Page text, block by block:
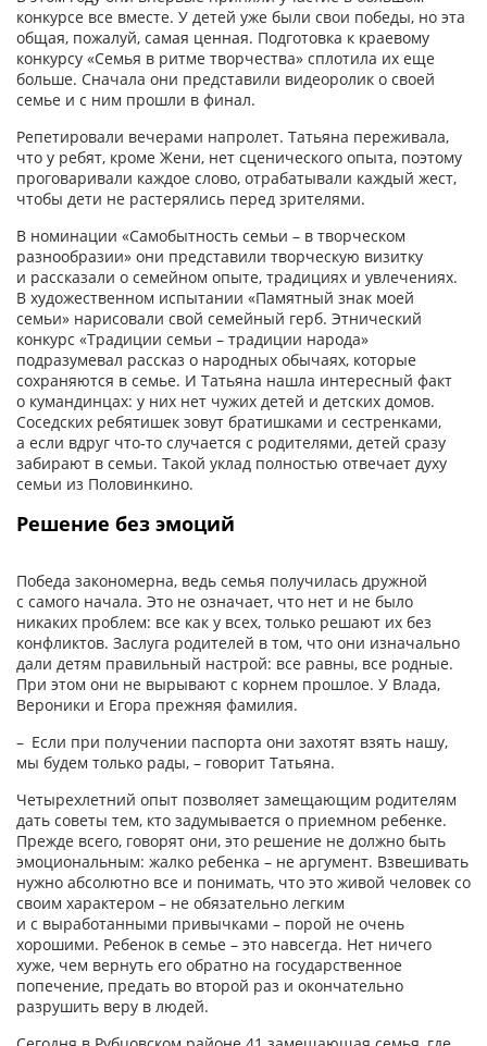
конкурсе все вместе. У детей уже были свои победы, но эта
общая, пожалуй, самая ценная. Подготовка к краевому
конкурсу «Семья в ритме творчества» сплотила их еще
больше. Сначала они представили видеоролик о своей
семье и с ним прошли в финал.
Репетировали вечерами напролет. Татьяна переживала,
что у ребят, кроме Жени, нет сценического опыта, поэтому
проговаривали каждое слово, отрабатывали каждый жест,
чтобы дети не растерялись перед зрителями.
В номинации «Самобытность семьи – в творческом
разнообразии» они представили творческую визитку
и рассказали о семейном опыте, традициях и увлечениях.
В художественном испытании «Памятный знак моей
семьи» нарисовали свой семейный герб. Этнический
конкурс «Традиции семьи – традиции народа»
подразумевал рассказ о народных обычаях, которые
сохраняются в семье. И Татьяна нашла интересный факт
о кумандинцах: у них нет чужих детей и детских домов.
Соседских ребятишек зовут братишками и сестренками,
а если вдруг что‑то случается с родителями, детей сразу
забирают в семьи. Такой уклад полностью отвечает духу
семьи из Половинкино.
Решение без эмоций
Победа закономерна, ведь семья получилась дружной
с самого начала. Это не означает, что нет и не было
никаких проблем: все как у всех, только решают их без
конфликтов. Заслуга родителей в том, что они изначально
дали детям правильный настрой: все равны, все родные.
При этом они не вырывают с корнем прошлое. У Влада,
Вероники и Егора прежняя фамилия.
– Если при получении паспорта они захотят взять нашу,
мы будем только рады, – говорит Татьяна.
Четырехлетний опыт позволяет замещающим родителям
дать советы тем, кто задумывается о приемном ребенке.
Прежде всего, говорят они, это решение не должно быть
эмоциональным: жалко ребенка – не аргумент. Взвешивать
нужно абсолютно все и понимать, что это живой человек со
своим характером – не обязательно легким
и с выработанными привычками – порой не очень
хорошими. Ребенок в семье – это навсегда. Нет ничего
хуже, чем вернуть его обратно на государственное
попечение, предать во второй раз и окончательно
разрушить веру в людей.